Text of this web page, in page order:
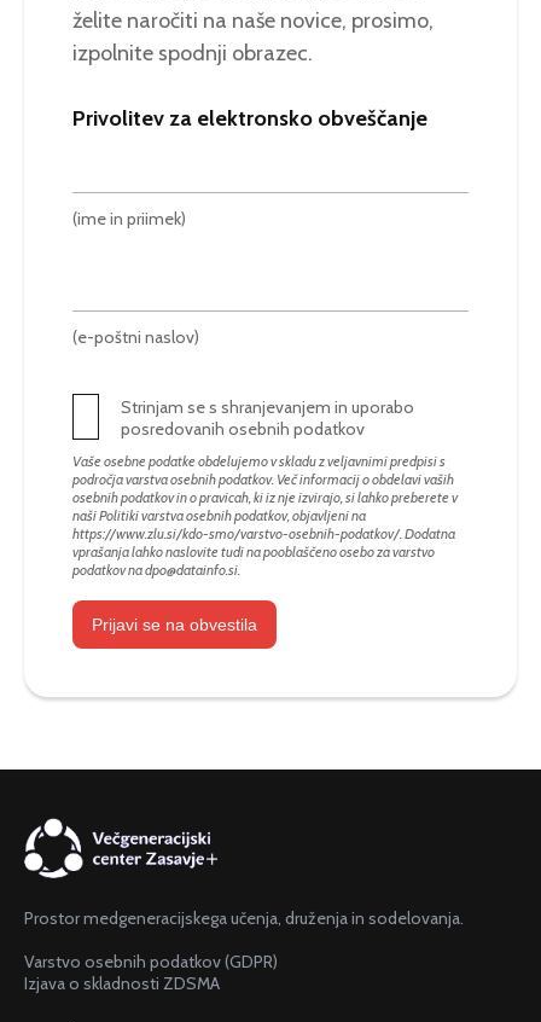
želite naročiti na naše novice, prosimo,
izpolnite spodnji obrazec.
Privolitev za elektronsko obveščanje
(ime in priimek)
(e-poštni naslov)
Strinjam se s shranjevanjem in uporabo
posredovanih osebnih podatkov
Vaše osebne podatke obdelujemo v skladu z veljavnimi predpisi s
področja varstva osebnih podatkov. Več informacij o obdelavi vaših
osebnih podatkov in o pravicah, ki iz nje izvirajo, si lahko preberete v
naši Politiki varstva osebnih podatkov, objavljeni na
https://www.zlu.si/kdo-smo/varstvo-osebnih-podatkov/. Dodatna
vprašanja lahko naslovite tudi na pooblaščeno osebo za varstvo
podatkov nadpo@datainfo.si
Prijavi se na obvestila
Prostor medgeneracijskega učenja, druženja in sodelovanja.
Varstvo osebnih podatkov (GDPR)
Izjava o skladnosti ZDSMA